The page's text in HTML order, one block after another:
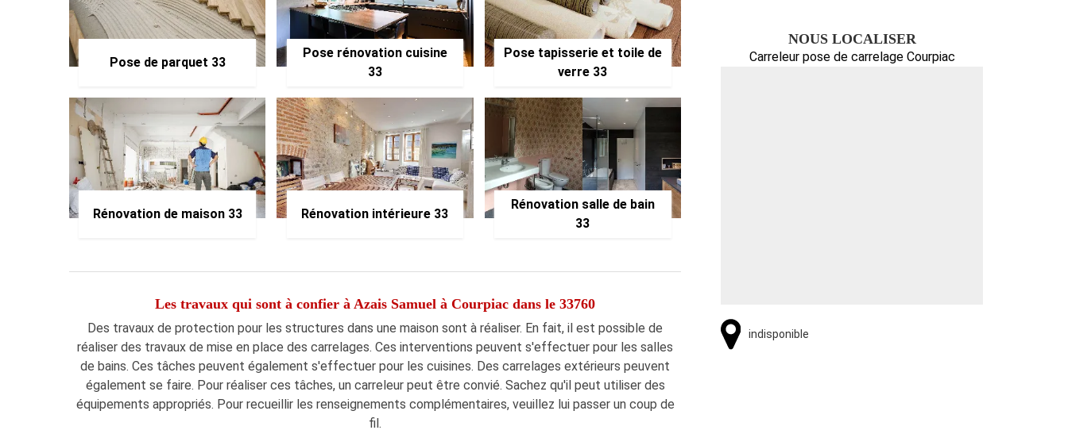
Pose de parquet 33
Pose rénovation cuisine
33
Pose tapisserie et toile de
verre 33
Rénovation de maison 33 Rénovation intérieure 33
Rénovation salle de bain
33
Les travaux qui sont à confier à Azais Samuel à Courpiac dans le 33760
Des travaux de protection pour les structures dans une maison sont à réaliser. En fait, il est possible de
réaliser des travaux de mise en place des carrelages. Ces interventions peuvent s'effectuer pour les salles
de bains. Ces tâches peuvent également s'effectuer pour les cuisines. Des carrelages extérieurs peuvent
également se faire. Pour réaliser ces tâches, un carreleur peut être convié. Sachez qu'il peut utiliser des
équipements appropriés. Pour recueillir les renseignements complémentaires, veuillez lui passer un coup de
fil.
NOUS LOCALISER
Carreleur pose de carrelage Courpiac
indisponible